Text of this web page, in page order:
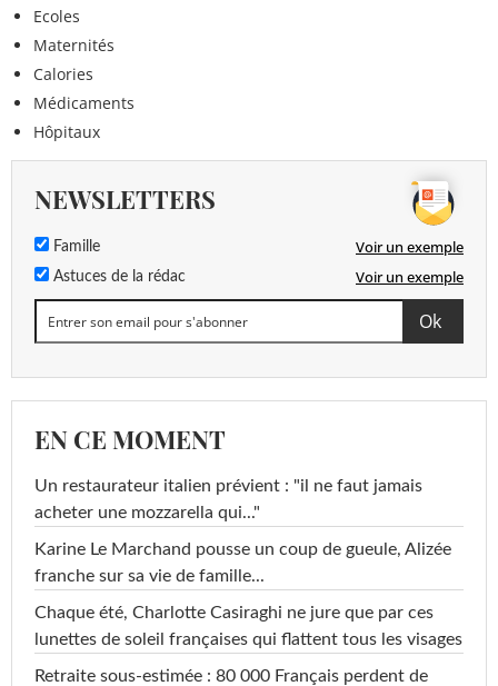
Ecoles
Maternités
Calories
Médicaments
Hôpitaux
NEWSLETTERS
Famille Voir un exemple
Astuces de la rédac Voir un exemple
EN CE MOMENT
Un restaurateur italien prévient : "il ne faut jamais
acheter une mozzarella qui..."
Karine Le Marchand pousse un coup de gueule, Alizée
franche sur sa vie de famille...
Chaque été, Charlotte Casiraghi ne jure que par ces
lunettes de soleil françaises qui flattent tous les visages
Retraite sous-estimée : 80 000 Français perdent de